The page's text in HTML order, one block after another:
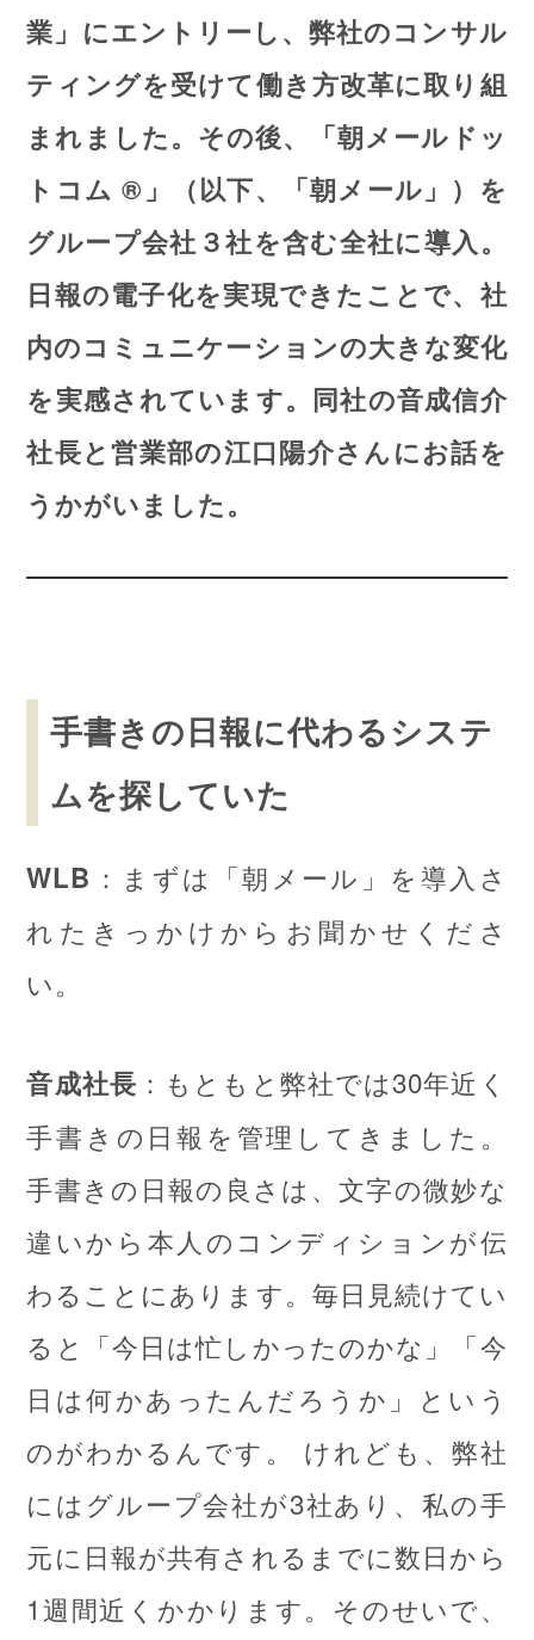
業」にエントリーし、弊社のコンサル
ティングを受けて働き方改革に取り組
まれました。その後、「朝メールドッ
トコム ®」（以下、「朝メール」）を
グループ会社３社を含む全社に導入。
日報の電子化を実現できたことで、社
内のコミュニケーションの大きな変化
を実感されています。同社の音成信介
社長と営業部の江口陽介さんにお話を
うかがいました。
手書きの日報に代わるシステ
ムを探していた
WLB ：まずは「朝メール」を導入さ
れたきっかけからお聞かせくださ
い。
音成社長 ：もともと弊社では30年近く
手書きの日報を管理してきました。
手書きの日報の良さは、文字の微妙な
違いから本人のコンディションが伝
わることにあります。毎日見続けてい
ると「今日は忙しかったのかな」「今
日は何かあったんだろうか」という
のがわかるんです。 けれども、弊社
にはグループ会社が3社あり、私の手
元に日報が共有されるまでに数日から
1週間近くかかります。そのせいで、